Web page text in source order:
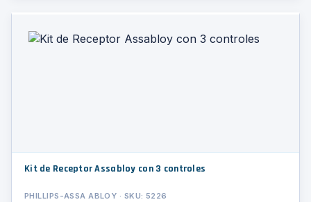
Kit de Receptor Assabloy con 3 controles
PHILLIPS-ASSA ABLOY · SKU: 5226